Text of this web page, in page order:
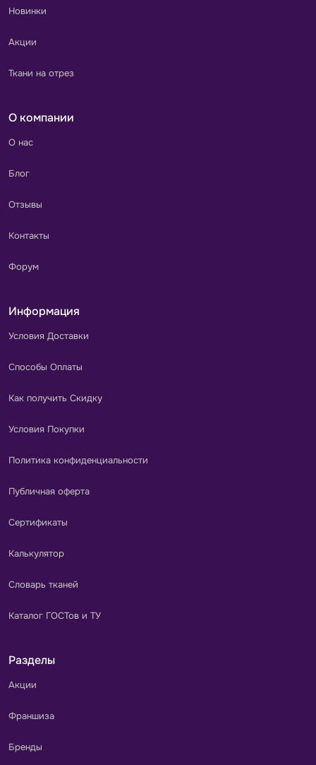
Новинки
Акции
Ткани на отрез
О компании
О нас
Блог
Отзывы
Контакты
Форум
Информация
Условия Доставки
Способы Оплаты
Как получить Скидку
Условия Покупки
Политика конфиденциальности
Публичная оферта
Сертификаты
Калькулятор
Словарь тканей
Каталог ГОСТов и ТУ
Разделы
Акции
Франшиза
Бренды